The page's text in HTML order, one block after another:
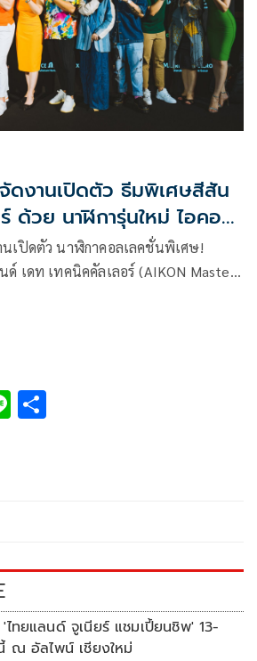
ดงานเปิดตัว ธีมพิเศษสีสัน
ด้วย นาฬิการุ่นใหม่ ไอคอน
เดท เทคนิคคัลเลอร์
นเปิดตัว นาฬิกาคอลเลคชั่นพิเศษ!
ด์ เดท เทคนิคคัลเลอร์ (AIKON Master
Li
'ไทยแลนด์ จูเนียร์ แชมเปี้ยนชิพ' 13-
ณ อัลไพน์ เชียงใหม่